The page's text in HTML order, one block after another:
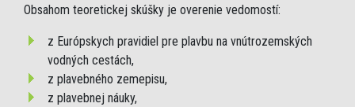
Obsahom teoretickej skúšky je overenie vedomostí:
z Európskych pravidiel pre plavbu na vnútrozemských
vodných cestách,
z plavebného zemepisu,
z plavebnej náuky,